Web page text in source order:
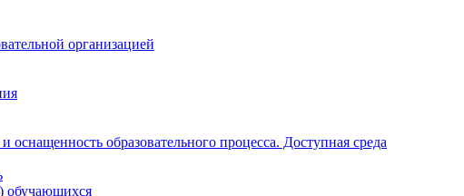
организацией
оснащенность образовательного процесса. Доступная среда
обучающихся